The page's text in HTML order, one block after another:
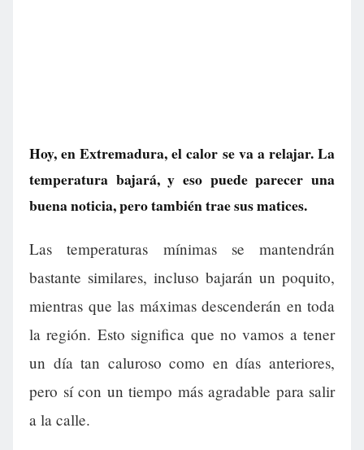
Hoy, en Extremadura, el calor se va a relajar. La
temperatura bajará, y eso puede parecer una
buena noticia, pero también trae sus matices.
Las temperaturas mínimas se mantendrán
bastante similares, incluso bajarán un poquito,
mientras que las máximas descenderán en toda
la región. Esto significa que no vamos a tener
un día tan caluroso como en días anteriores,
pero sí con un tiempo más agradable para salir
a la calle.